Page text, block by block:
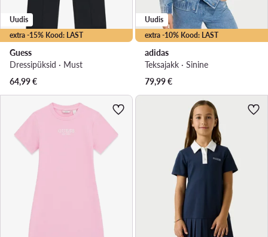
extra -15% Kood: LAST
Uudis
Guess
Dressipüksid · Must
64,99€
extra -10% Kood: LAST
Uudis
adidas
Teksajakk · Sinine
79,99€